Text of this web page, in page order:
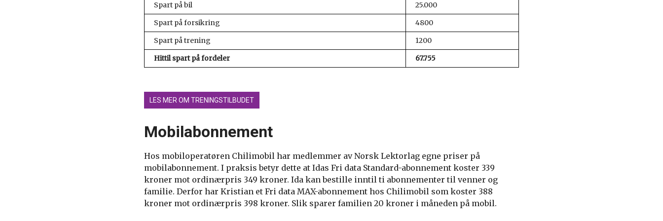
Spart på bil
25.000
Spart på forsikring
4800
Spart på trening
1200
Hittil spart på fordeler
67.755
LES MER OM TRENINGSTILBUDET
Mobilabonnement
Hos mobiloperatøren Chilimobil har medlemmer av Norsk Lektorlag egne priser på
mobilabonnement. I praksis betyr dette at Idas Fri data Standard-abonnement koster 339
kroner mot ordinærpris 349 kroner. Ida kan bestille inntil ti abonnementer til venner og
familie. Derfor har Kristian et Fri data MAX-abonnement hos Chilimobil som koster 388
kroner mot ordinærpris 398 kroner. Slik sparer familien 20 kroner i måneden på mobil.